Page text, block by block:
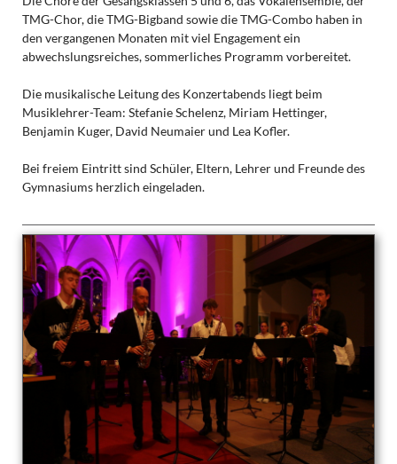
TMG-Chor, die TMG-Bigband sowie die TMG-Combo haben in
den vergangenen Monaten mit viel Engagement ein
abwechslungsreiches, sommerliches Programm vorbereitet.
Die musikalische Leitung des Konzertabends liegt beim
Musiklehrer-Team: Stefanie Schelenz, Miriam Hettinger,
Benjamin Kuger, David Neumaier und Lea Kofler.
Bei freiem Eintritt sind Schüler, Eltern, Lehrer und Freunde des
Gymnasiums herzlich eingeladen.